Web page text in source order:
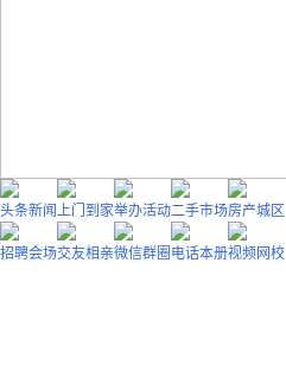
头条新闻上门到家举办活动二手市场房产城区
招聘会场交友相亲微信群圈 电话本册视频网校